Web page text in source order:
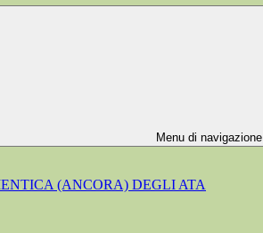
Menu di navigazione
(ANCORA) DEGLI ATA